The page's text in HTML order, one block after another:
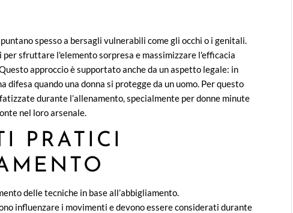
spesso a bersagli vulnerabili come gli occhi o i genitali.
sfruttare l'elemento sorpresa e massimizzare l'efficacia
approccio è supportato anche da un aspetto legale: in
difesa quando una donna si protegge da un uomo. Per questo
durante l’allenamento, specialmente per donne minute
nel loro arsenale.
PRATICI
delle tecniche in base all’abbigliamento.
influenzare i movimenti e devono essere considerati durante